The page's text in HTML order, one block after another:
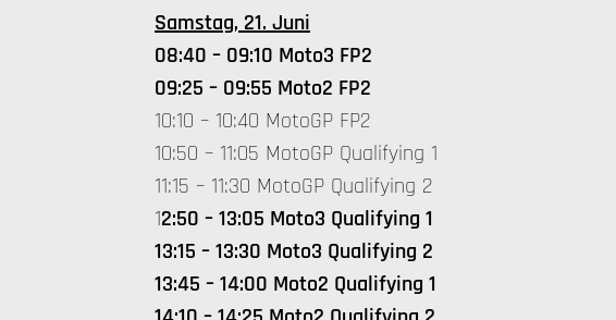
Samstag, 21. Juni
08:40 – 09:10 Moto3 FP2
09:25 – 09:55 Moto2 FP2
10:10 – 10:40 MotoGP FP2
10:50 – 11:05 MotoGP Qualifying 1
11:15 – 11:30 MotoGP Qualifying 2
12:50 – 13:05 Moto3 Qualifying 1
13:15 – 13:30 Moto3 Qualifying 2
13:45 – 14:00 Moto2 Qualifying 1